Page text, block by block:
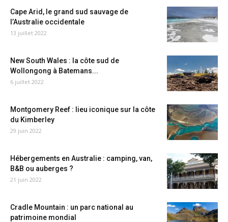
Cape Arid, le grand sud sauvage de
l’Australie occidentale
13 juillet 2022
New South Wales : la côte sud de
Wollongong à Batemans...
6 juillet 2022
Montgomery Reef : lieu iconique sur la côte
du Kimberley
29 juin 2022
Hébergements en Australie : camping, van,
B&B ou auberges ?
21 juin 2022
Cradle Mountain : un parc national au
patrimoine mondial